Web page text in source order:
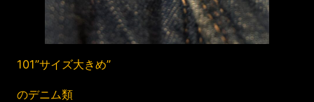
101”サイズ大きめ”
のデニム類